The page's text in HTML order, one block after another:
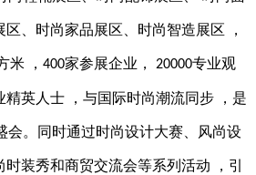
区 、时尚家品展区 、时尚智造展区 ，
米 ， 400家参展企业， 20000专业观
精英人士 ，与国际时尚潮流同步 ，是
会。同时通过时尚设计大赛、风尚设
装秀和商贸交流会等系列活动 ，引